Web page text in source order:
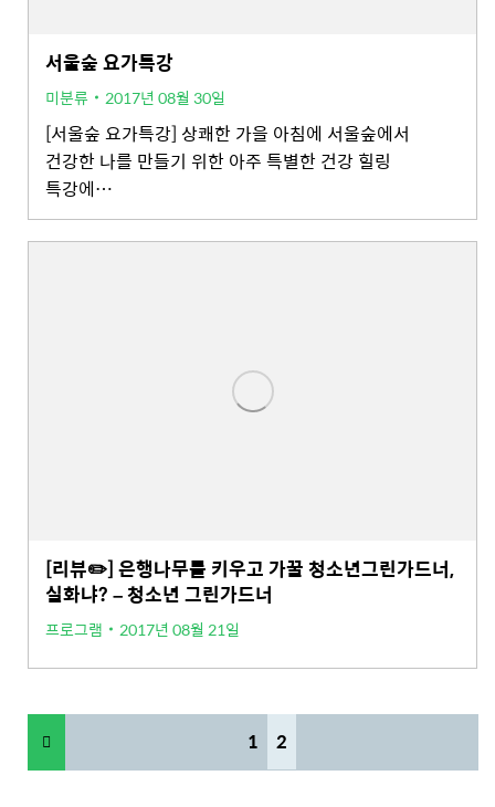
서울숲 요가특강
미분류 2017년 08월 30일
[서울숲 요가특강] 상쾌한 가을 아침에 서울숲에서
건강한 나를 만들기 위한 아주 특별한 건강 힐링
특강에…
[리뷰✏️] 은행나무를 키우고 가꿀 청소년그린가드너,
실화냐? – 청소년 그린가드너
프로그램 2017년 08월 21일
1 2